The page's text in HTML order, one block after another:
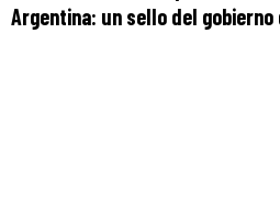
Argentina: un sello del gobierno